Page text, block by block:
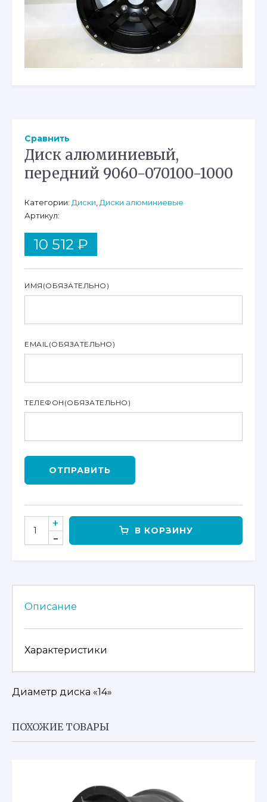
Диск алюминиевый,
передний 9060-070100-1000
10 512 ₽
ИМЯ (ОБЯЗАТЕЛЬНО)
EMAIL(ОБЯЗАТЕЛЬНО)
ТЕЛЕФОН (ОБЯЗАТЕЛЬНО)
ОТПРАВИТЬ
КОЛИЧЕСТВО
ТОВАРА
9060-
070100-
В КОРЗИНУ
Сравнить
Категории: Диски Диски алюминиевые
Артикул:
Описание
Характеристики
Диаметр диска «14»
ПОХОЖИЕ ТОВАРЫ